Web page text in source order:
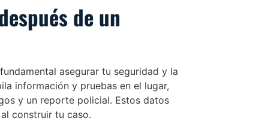
de un
asegurar tu seguridad y la
información y pruebas en el lugar,
y un reporte policial. Estos datos
construir tu caso.